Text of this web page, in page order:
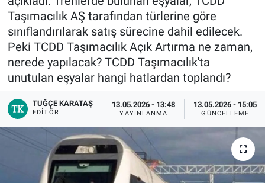
Taşımacılık AŞ tarafından türlerine göre
sınıflandırılarak satış sürecine dahil edilecek.
Peki TCDD Taşımacılık Açık Artırma ne zaman,
nerede yapılacak? TCDD Taşımacılık'ta
unutulan eşyalar hangi hatlardan toplandı?
TUĞÇE KARATAŞ
EDITÖR
13.05.2026 - 13:48
YAYINLANMA
13.05.2026 - 15:05
GÜNCELLEME
İLAN
Bize ulaşın
İletişim/Künye
Yaşam
Gözden Kaçmasın
İletişim (Künye)